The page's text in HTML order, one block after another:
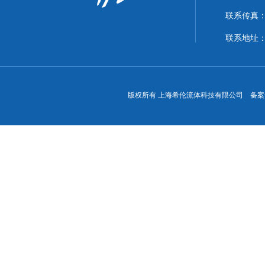
联系传真
联系地址
版权所有 上海希伦流体科技有限公司 备